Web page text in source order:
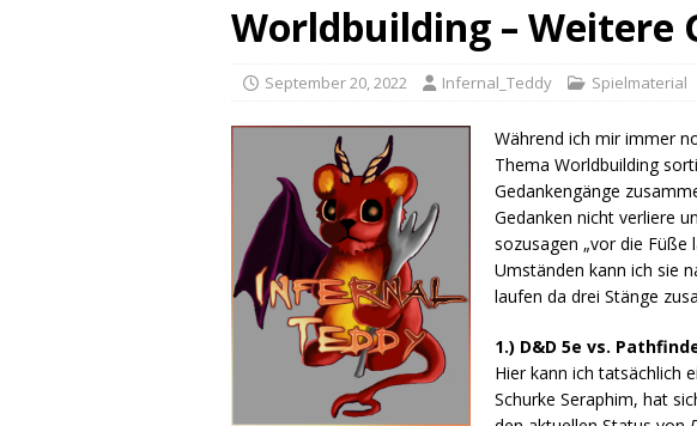
Worldbuilding – Weitere
September 20, 2022 Infernal_Teddy Spielmaterial
Während ich mir immer
Thema Worldbuilding
Gedankengänge
Gedanken nicht verliere
sozusagen „vor die Füße
Umständen kann ich sie
laufen da drei Stänge
1.) D&D 5e vs.
Hier kann ich tatsächlich
Schurke Seraphim, hat